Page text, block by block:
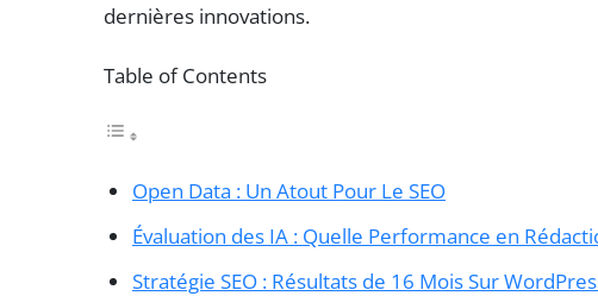
dernières innovations.
Table of Contents
Open Data : Un Atout Pour Le SEO
Évaluation des IA : Quelle Performance en
Stratégie SEO : Résultats de 16 Mois Sur